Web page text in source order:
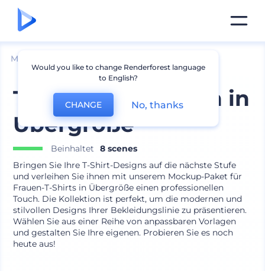
Mockups
T-Shirts für Frauen in
Übergröße
Beinhaltet
8 scenes
Bringen Sie Ihre T-Shirt-Designs auf die nächste Stufe
und verleihen Sie ihnen mit unserem Mockup-Paket für
Frauen-T-Shirts in Übergröße einen professionellen
Touch. Die Kollektion ist perfekt, um die modernen und
stilvollen Designs Ihrer Bekleidungslinie zu präsentieren.
Wählen Sie aus einer Reihe von anpassbaren Vorlagen
und gestalten Sie Ihre eigenen. Probieren Sie es noch
heute aus!
Would you like to change Renderforest language
to English?
CHANGE No, thanks